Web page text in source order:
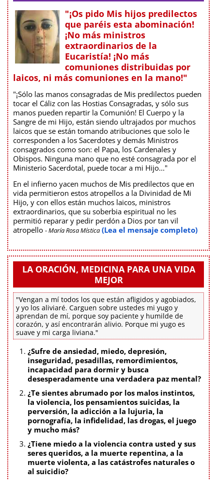
"¡Os pido Mis hijos predilectos
que paréis esta abominación!
¡No más ministros
extraordinarios de la
Eucaristía! ¡No más
comuniones distribuidas por
laicos, ni más comuniones en la mano!"
"¡Sólo las manos consagradas de Mis predilectos pueden
tocar el Cáliz con las Hostias Consagradas, y sólo sus
manos pueden repartir la Comunión! El Cuerpo y la
Sangre de mi Hijo, están siendo ultrajados por muchos
laicos que se están tomando atribuciones que solo le
corresponden a los Sacerdotes y demás Ministros
consagrados como son: el Papa, los Cardenales y
Obispos. Ninguna mano que no esté consagrada por el
Ministerio Sacerdotal, puede tocar a mi Hijo..."
En el infierno yacen muchos de Mis predilectos que en
vida permitieron estos atropellos a la Divinidad de Mi
Hijo, y con ellos están muchos laicos, ministros
extraordinarios, que su soberbia espiritual no les
permitió reparar y pedir perdón a Dios por tan vil
atropello - María Rosa Mística (Lea el mensaje completo)
LA ORACIÓN, MEDICINA PARA UNA VIDA
MEJOR
"Vengan a mí todos los que están afligidos y agobiados,
y yo los aliviaré. Carguen sobre ustedes mi yugo y
aprendan de mí, porque soy paciente y humilde de
corazón, y así encontrarán alivio. Porque mi yugo es
suave y mi carga liviana."
¿Sufre de ansiedad, miedo, depresión,
inseguridad, pesadillas, remordimientos,
incapacidad para dormir y busca
desesperadamente una verdadera paz mental?
¿Te sientes abrumado por los malos instintos,
la violencia, los pensamientos suicidas, la
perversión, la adicción a la lujuria, la
pornografía, la infidelidad, las drogas, el juego
y mucho más?
¿Tiene miedo a la violencia contra usted y sus
seres queridos, a la muerte repentina, a la
muerte violenta, a las catástrofes naturales o
al suicidio?